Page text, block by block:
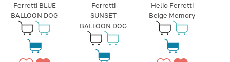
Ferretti BLUE
BALLOON DOG
Ferretti
SUNSET
BALLOON DOG
Helio Ferretti
Beige Memory